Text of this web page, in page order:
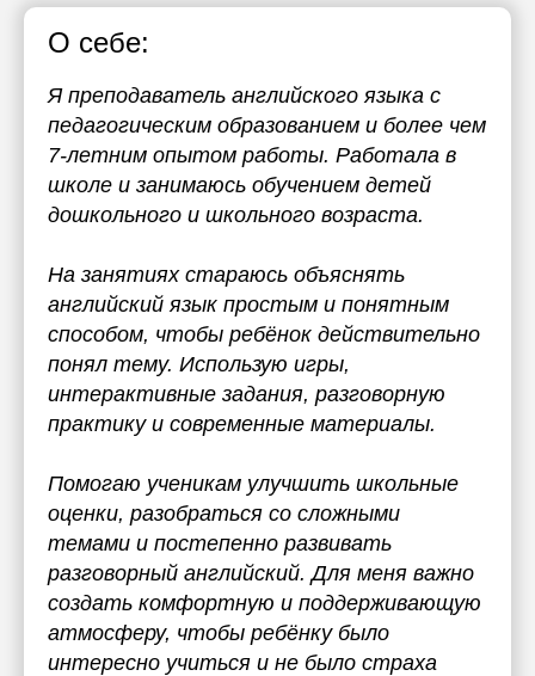
О себе:
Я преподаватель английского языка с
педагогическим образованием и более чем
7-летним опытом работы. Работала в
школе и занимаюсь обучением детей
дошкольного и школьного возраста.
На занятиях стараюсь объяснять
английский язык простым и понятным
способом, чтобы ребёнок действительно
понял тему. Использую игры,
интерактивные задания, разговорную
практику и современные материалы.
Помогаю ученикам улучшить школьные
оценки, разобраться со сложными
темами и постепенно развивать
разговорный английский. Для меня важно
создать комфортную и поддерживающую
атмосферу, чтобы ребёнку было
интересно учиться и не было страха